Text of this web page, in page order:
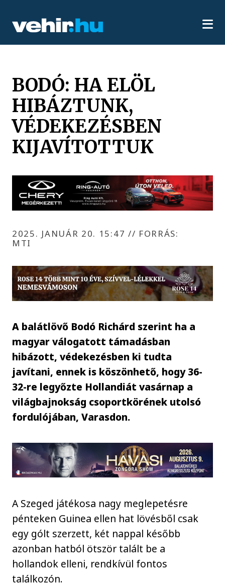
BODÓ: HA ELÖL
HIBÁZTUNK,
VÉDEKEZÉSBEN
KIJAVÍTOTTUK
2025. JANUÁR 20. 15:47 // FORRÁS:
MTI
A balátlövő Bodó Richárd szerint ha a
magyar válogatott támadásban
hibázott, védekezésben ki tudta
javítani, ennek is köszönhető, hogy 36-
32-re legyőzte Hollandiát vasárnap a
világbajnokság csoportkörének utolsó
fordulójában, Varasdon.
A Szeged játékosa nagy meglepetésre
pénteken Guinea ellen hat lövésből csak
egy gólt szerzett, két nappal később
azonban hatból ötször talált be a
hollandok elleni, rendkívül fontos
találkozón.